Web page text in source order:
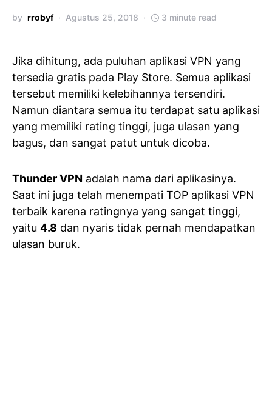
by rrobyf Agustus 25, 2018 3 minute read
Jika dihitung, ada puluhan aplikasi VPN yang
tersedia gratis pada Play Store. Semua aplikasi
tersebut memiliki kelebihannya tersendiri.
Namun diantara semua itu terdapat satu aplikasi
yang memiliki rating tinggi, juga ulasan yang
bagus, dan sangat patut untuk dicoba.
Thunder VPN adalah nama dari aplikasinya.
Saat ini juga telah menempati TOP aplikasi VPN
terbaik karena ratingnya yang sangat tinggi,
yaitu 4.8 dan nyaris tidak pernah mendapatkan
ulasan buruk.